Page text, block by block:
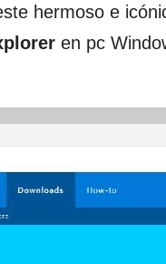
hermoso e
en pc